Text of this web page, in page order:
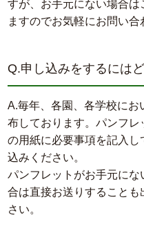
すが、お手元にない場合
ますのでお気軽にお問い合
Q.申し込みをするには
A.毎年、各園、各学校に
布しております。パンフレ
の用紙に必要事項を記入
込みください。
パンフレットがお手元に
合は直接お送りすること
さい。